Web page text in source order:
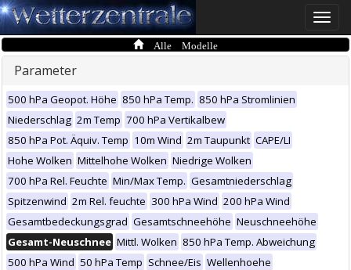
Toggle
Alle Modelle
Parameter
500 hPa Geopot. Höhe 850 hPa Temp. 850 hPa Stromlinien
Niederschlag 2m Temp 700 hPa Vertikalbew
850 hPa Pot. Äquiv. Temp 10m Wind 2m Taupunkt CAPE/LI
Hohe Wolken Mittelhohe Wolken Niedrige Wolken
700 hPa Rel. Feuchte Min/Max Temp. Gesamtniederschlag
Spitzenwind 2m Rel. feuchte 300 hPa Wind 200 hPa Wind
Gesamtbedeckungsgrad Gesamtschneehöhe Neuschneehöhe
Gesamt-Neuschnee Mittl. Wolken 850 hPa Temp. Abweichung
500 hPa Wind 50 hPa Temp Schnee/Eis Wellenhoehe